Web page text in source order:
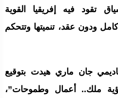
تقود فيه إفريقيا القوية
ودون عقد، تنميتها وتتحكم
جان ماري هيدت بتوقيع
ملك.. أعمال وطموحات”،